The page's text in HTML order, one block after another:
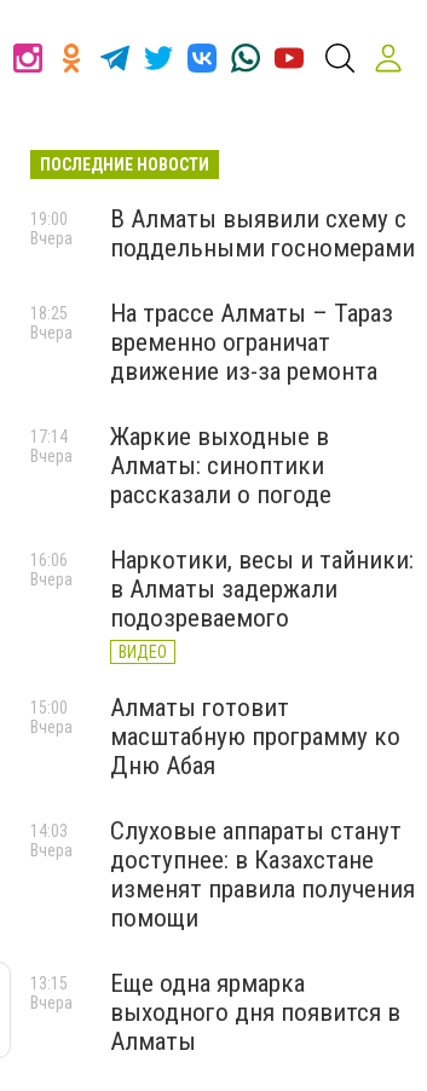
ПОСЛЕДНИЕ НОВОСТИ
В Алматы выявили схему с
поддельными госномерами
19:00
Вчера
На трассе Алматы – Тараз
временно ограничат
движение из-за ремонта
18:25
Вчера
Жаркие выходные в
Алматы: синоптики
рассказали о погоде
17:14
Вчера
Наркотики, весы и тайники:
в Алматы задержали
подозреваемого
ВИДЕО
16:06
Вчера
Алматы готовит
масштабную программу ко
Дню Абая
15:00
Вчера
Слуховые аппараты станут
доступнее: в Казахстане
изменят правила получения
помощи
14:03
Вчера
Еще одна ярмарка
выходного дня появится в
Алматы
13:15
Вчера